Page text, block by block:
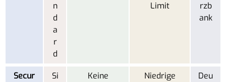
n
d
a
r
d
Limit
rzb
ank
Secur
Si
Keine
Niedrige
Deu